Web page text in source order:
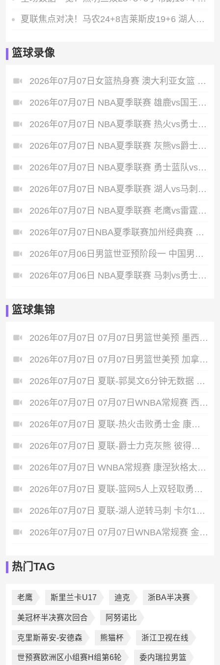
夏联焦点对决！马农24+8吉莱斯皮19+6 湖人88-84力克马刺拿下胜利
篮球录像
2026年07月07日女篮热身赛 澳大利亚女篮 - 中国女篮 全场录像
2026年07月07日 NBA夏季联赛 雄鹿vs国王 全场录像回放
2026年07月07日 NBA夏季联赛 热火vs勇士金队 全场录像回放
2026年07月07日 NBA夏季联赛 灰熊vs爵士 全场录像回放
2026年07月07日 NBA夏季联赛 勇士蓝队vs篮网 全场录像回放
2026年07月07日 NBA夏季联赛 湖人vs马刺 全场录像回放
2026年07月07日 NBA夏季联赛 老鹰vs雷霆 全场录像回放
2026年07月07日NBA夏季联赛加州经典赛 热火 - 勇士 全场录像
2026年07月06日男篮世亚预阶段一 中国男篮 - 中国台北男篮 全场录像
2026年07月06日 NBA夏季联赛 马刺vs勇士金队 全场录像回放
篮球集锦
2026年07月07日 07月07日男篮世美预 墨西哥男篮 93 - 94 美国男篮
2026年07月07日 07月07日男篮世美预 加拿大男篮116-78牙买加男篮 全场集锦
2026年07月07日 夏联-郭昊文6分钟无数据 国王险胜雄鹿 7号秀阿卡夫22分
2026年07月07日 07月07日WNBA常规赛 西雅图风暴 82 - 64 洛杉矶火花
2026年07月07日 夏联-热火击败勇士金 康韦尔26+5 琼斯9中1 奥尔布里奇21+6
2026年07月07日 夏联-爵士力克灰熊 彼得森25+12 布泽尔18+7 科沃德23分
2026年07月07日 WNBA常规赛 康涅狄格太阳 90 - 89 明尼苏达山猫 全场集锦
2026年07月07日 夏联-篮网5人上双轻取勇士蓝 杰明23+8+5 6号秀布朗10+4
2026年07月07日 夏联-湖人逆转马刺 卡尔13分钟5分 贾科比·吉莱斯皮19分6助
2026年07月07日 07月07日WNBA常规赛 金州女武神62-49华盛顿神秘人 全场集锦
热门TAG
老鹰 斯里兰卡U17 迪克 浙BA半决赛
美冠杯半决赛次回合 阿努诺比
克里斯蒂安-安德森 熊猫杯 浙江卫视在线
世预赛欧洲区小组赛H组第6轮 委内瑞拉男篮